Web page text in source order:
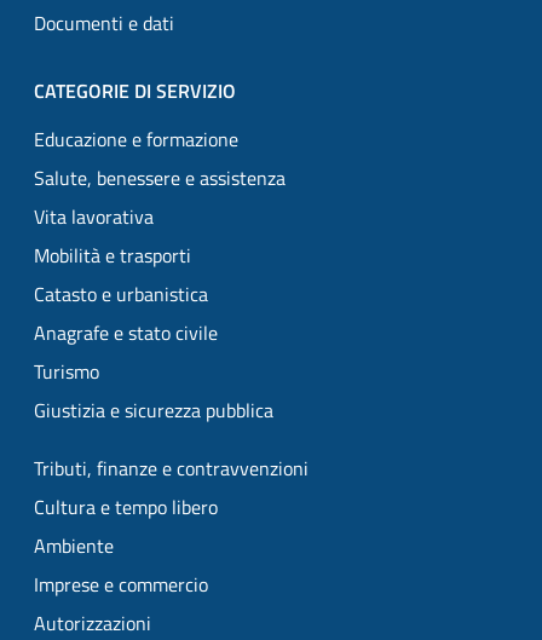
Documenti e dati
CATEGORIE DI SERVIZIO
Educazione e formazione
Salute, benessere e assistenza
Vita lavorativa
Mobilità e trasporti
Catasto e urbanistica
Anagrafe e stato civile
Turismo
Giustizia e sicurezza pubblica
Tributi, finanze e contravvenzioni
Cultura e tempo libero
Ambiente
Imprese e commercio
Autorizzazioni